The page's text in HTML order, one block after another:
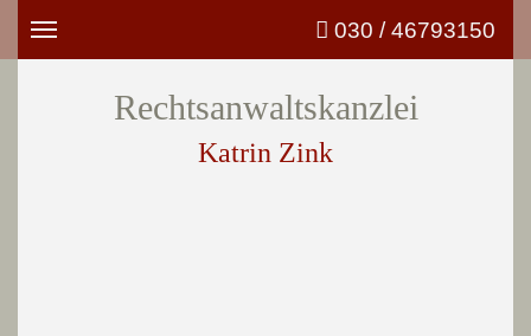
Toggle
030 / 46793150
Rechtsanwaltskanzlei
Katrin Zink